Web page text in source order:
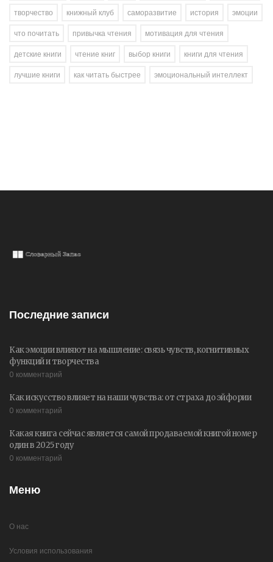
творчество
книжный клуб саморазвитие история
эмоции
что почитать
привычка чтения
мотивация для чтения
детские книги
чтение книг выбор книги
книги для чтения
лучшие книги
как читать быстрее эмоциональный интеллект
Последние записи
Как эмоции влияют на мышление: связь чувств, когнитивных
функций и творчества
0 комментарий
Как искусство влияет на наши чувства: от страха до эйфории
0 комментарий
Какая книга сейчас является самой продаваемой книгой номер
один в 2025 году
0 комментарий
Меню
О нас
Условия использования